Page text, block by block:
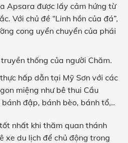
Apsara được lấy cảm hứng từ
Với chủ đề “Linh hồn của đá”,
cong uyển chuyển của phái
thống của người Chăm.
hấp dẫn tại Mỹ Sơn với các
miệng như bê thui Cầu
bánh đập, bánh bèo, bánh tổ,..
nhất khi thăm quan thánh
xe du lịch để chủ động trong